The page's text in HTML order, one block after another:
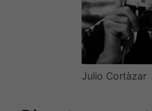
Julio Cortàzar